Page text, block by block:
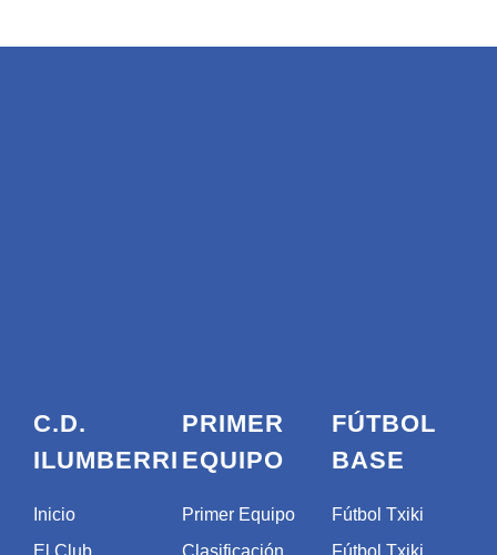
C.D.
ILUMBERRI
Inicio
PRIMER
EQUIPO
Primer Equipo
FÚTBOL
BASE
Fútbol Txiki